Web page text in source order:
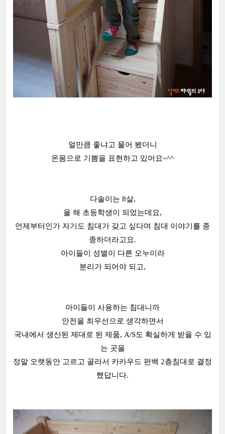
얼만큼 좋냐고 물어 봤더니
온몸으로 기쁨을 표현하고 있어요~^^
다솔이는 8살,
올 해 초등학생이 되었는데요,
언제부터인가 자기도 침대가 갖고 싶다며 침대 이야기를 종
종하더라고요.
아이들이 성별이 다른 오누이라
분리가 되어야 되고,
아이들이 사용하는 침대니까
안전을 최우선으로 생각하면서
국내에서 생산된 제대로 된 제품, A/S도 확실하게 받을 수 있
는 곳을
정말 오랫동안 고르고 골라서 카카우드 편백 2층침대로 결정
했답니다.